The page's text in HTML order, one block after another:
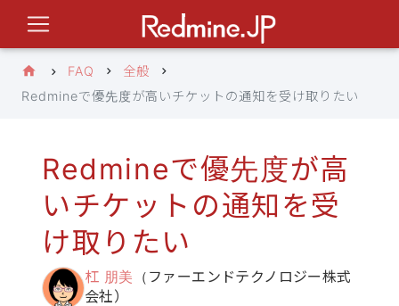
FAQ
全般
Redmineで優先度が高いチケットの通知を受け取りたい
Redmineで優先度が高
いチケットの通知を受
け取りたい
杠 朋美 （ファーエンドテクノロジー株式
会社）